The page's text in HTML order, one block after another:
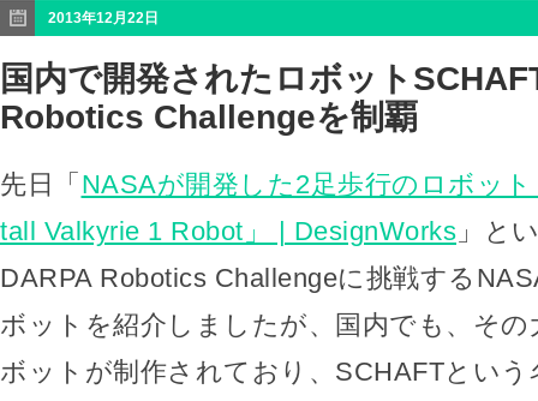
2013年12月22日
国内で開発されたロボット
Robotics Challengeを制覇
先日「 NASAが開発した2足歩行のロボット
tall Valkyrie 1 Robot」 | DesignWorks 」と
DARPA Robotics Challengeに挑戦する
ボットを紹介しましたが、国内でも、そ
ボットが制作されており、SCHAFTという